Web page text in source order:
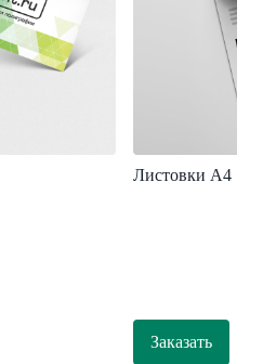
Листовки A4
Заказать